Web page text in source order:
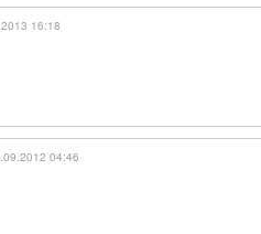
16:18
04:46